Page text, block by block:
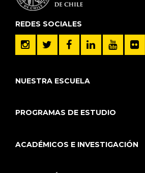
REDES SOCIALES
NUESTRA ESCUELA
PROGRAMAS DE ESTUDIO
ACADÉMICOS E INVESTIGACIÓN